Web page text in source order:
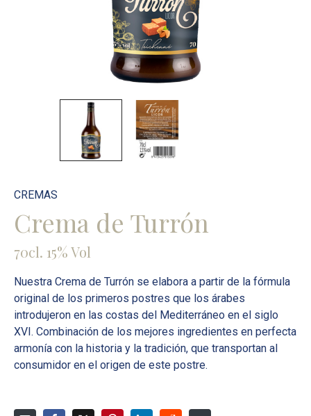
CREMAS
Crema de Turrón
70cl. 15% Vol
Nuestra Crema de Turrón se elabora a partir de la fórmula
original de los primeros postres que los árabes
introdujeron en las costas del Mediterráneo en el siglo
XVI. Combinación de los mejores ingredientes en perfecta
armonía con la historia y la tradición, que transportan al
consumidor en el origen de este postre.